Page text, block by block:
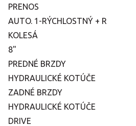
PRENOS
AUTO. 1-RÝCHLOSTNÝ + R
KOLESÁ
8"
PREDNÉ BRZDY
HYDRAULICKÉ KOTÚČE
ZADNÉ BRZDY
HYDRAULICKÉ KOTÚČE
DRIVE